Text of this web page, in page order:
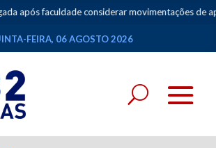
faculdade considerar movimentações de apostas
FEIRA, 06 AGOSTO 2026